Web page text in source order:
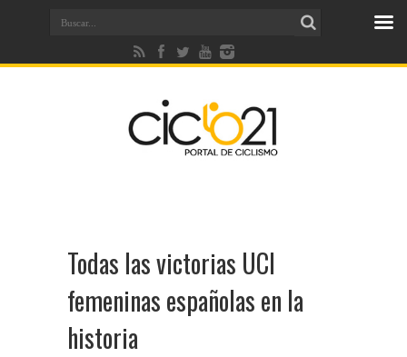
Todas las victorias UCI
femeninas españolas en la
historia